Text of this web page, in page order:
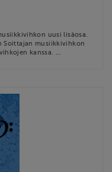
uusi lisäosa.
Soittajan musiikkivihkon
kanssa. …